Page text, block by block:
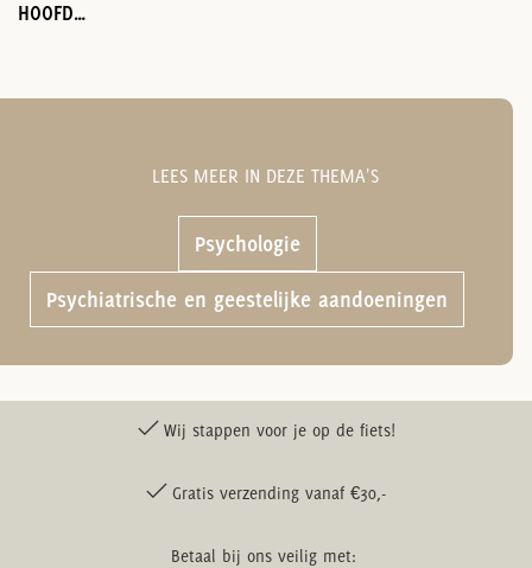
HOOFD VOL CONFETTI
Psychologie
Psychiatrische en geestelijke aandoeningen
LEES MEER IN DEZE THEMA'S
Wij stappen voor je op de fiets!
Gratis verzending vanaf €30,-
Betaal bij ons veilig met: